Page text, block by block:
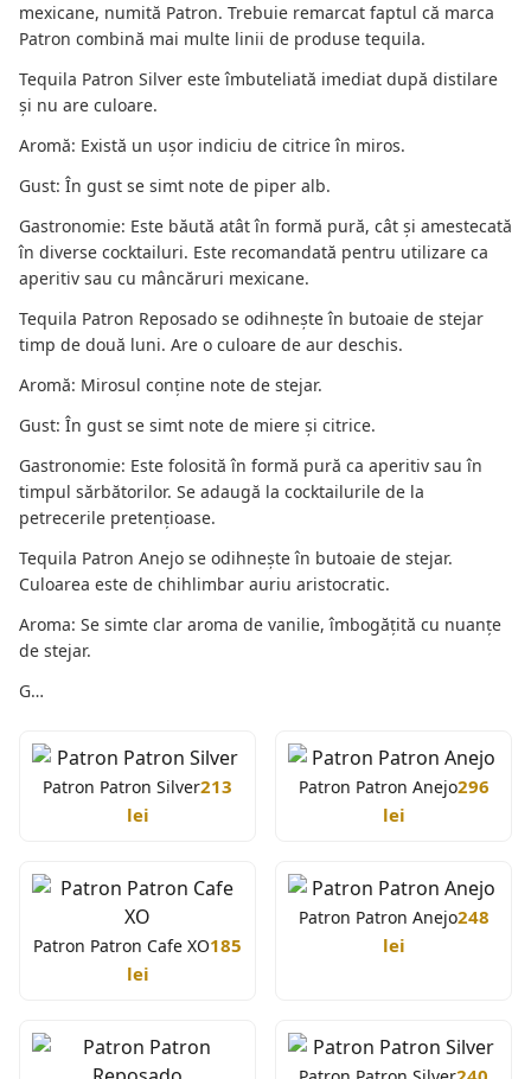
mexicane, numită Patron. Trebuie remarcat faptul că marca
Patron combină mai multe linii de produse tequila.
Tequila Patron Silver este îmbuteliată imediat după distilare
și nu are culoare.
Aromă: Există un ușor indiciu de citrice în miros.
Gust: În gust se simt note de piper alb.
Gastronomie: Este băută atât în formă pură, cât și amestecată
în diverse cocktailuri. Este recomandată pentru utilizare ca
aperitiv sau cu mâncăruri mexicane.
Tequila Patron Reposado se odihnește în butoaie de stejar
timp de două luni. Are o culoare de aur deschis.
Aromă: Mirosul conține note de stejar.
Gust: În gust se simt note de miere și citrice.
Gastronomie: Este folosită în formă pură ca aperitiv sau în
timpul sărbătorilor. Se adaugă la cocktailurile de la
petrecerile pretențioase.
Tequila Patron Anejo se odihnește în butoaie de stejar.
Culoarea este de chihlimbar auriu aristocratic.
Aroma: Se simte clar aroma de vanilie, îmbogăţită cu nuanțe
de stejar.
G…
Patron Patron Silver213
lei
Patron Patron Anejo296
lei
Patron Patron Cafe XO185
lei
Patron Patron Anejo248
lei